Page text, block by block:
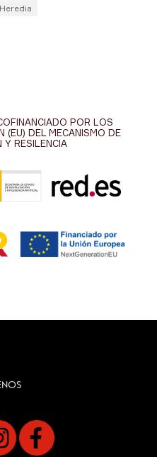
POR LOS
(EU) DEL MECANISMO DE
Y RESILENCIA